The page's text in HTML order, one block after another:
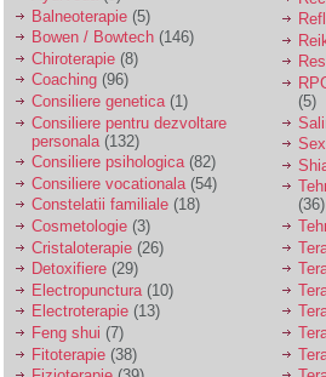
De ceva timp simt ca
mi s-a adunat
oboseala, o oboseala
cronica de care nu pot
scapa si simt ca din
cauza ei nu pot
controla nervii si
cateodata are copilul
de suferit.
Am o bariera peste
care nu pot trece:
prietena mea a ramas
insarcinata cu o fata.
Am fost de comun
acord sa facem un
copil, cu gandul ca e
baiat.
Balneoterapie (5)
Bowen / Bowtech (146)
Chiroterapie (8)
Coaching (96)
Consiliere genetica(1)
Consiliere pentru dezvoltare
personala (132)
Consiliere psihologica(82)
Consiliere vocationala (54)
Constelatii familiale (18)
Cosmetologie (3)
Cristaloterapie (26)
Detoxifiere (29)
Electropunctura (10)
Electroterapie (13)
Feng shui (7)
Fitoterapie (38)
(5)
(36)